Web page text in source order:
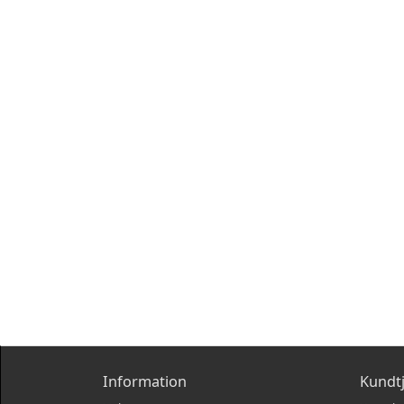
Information